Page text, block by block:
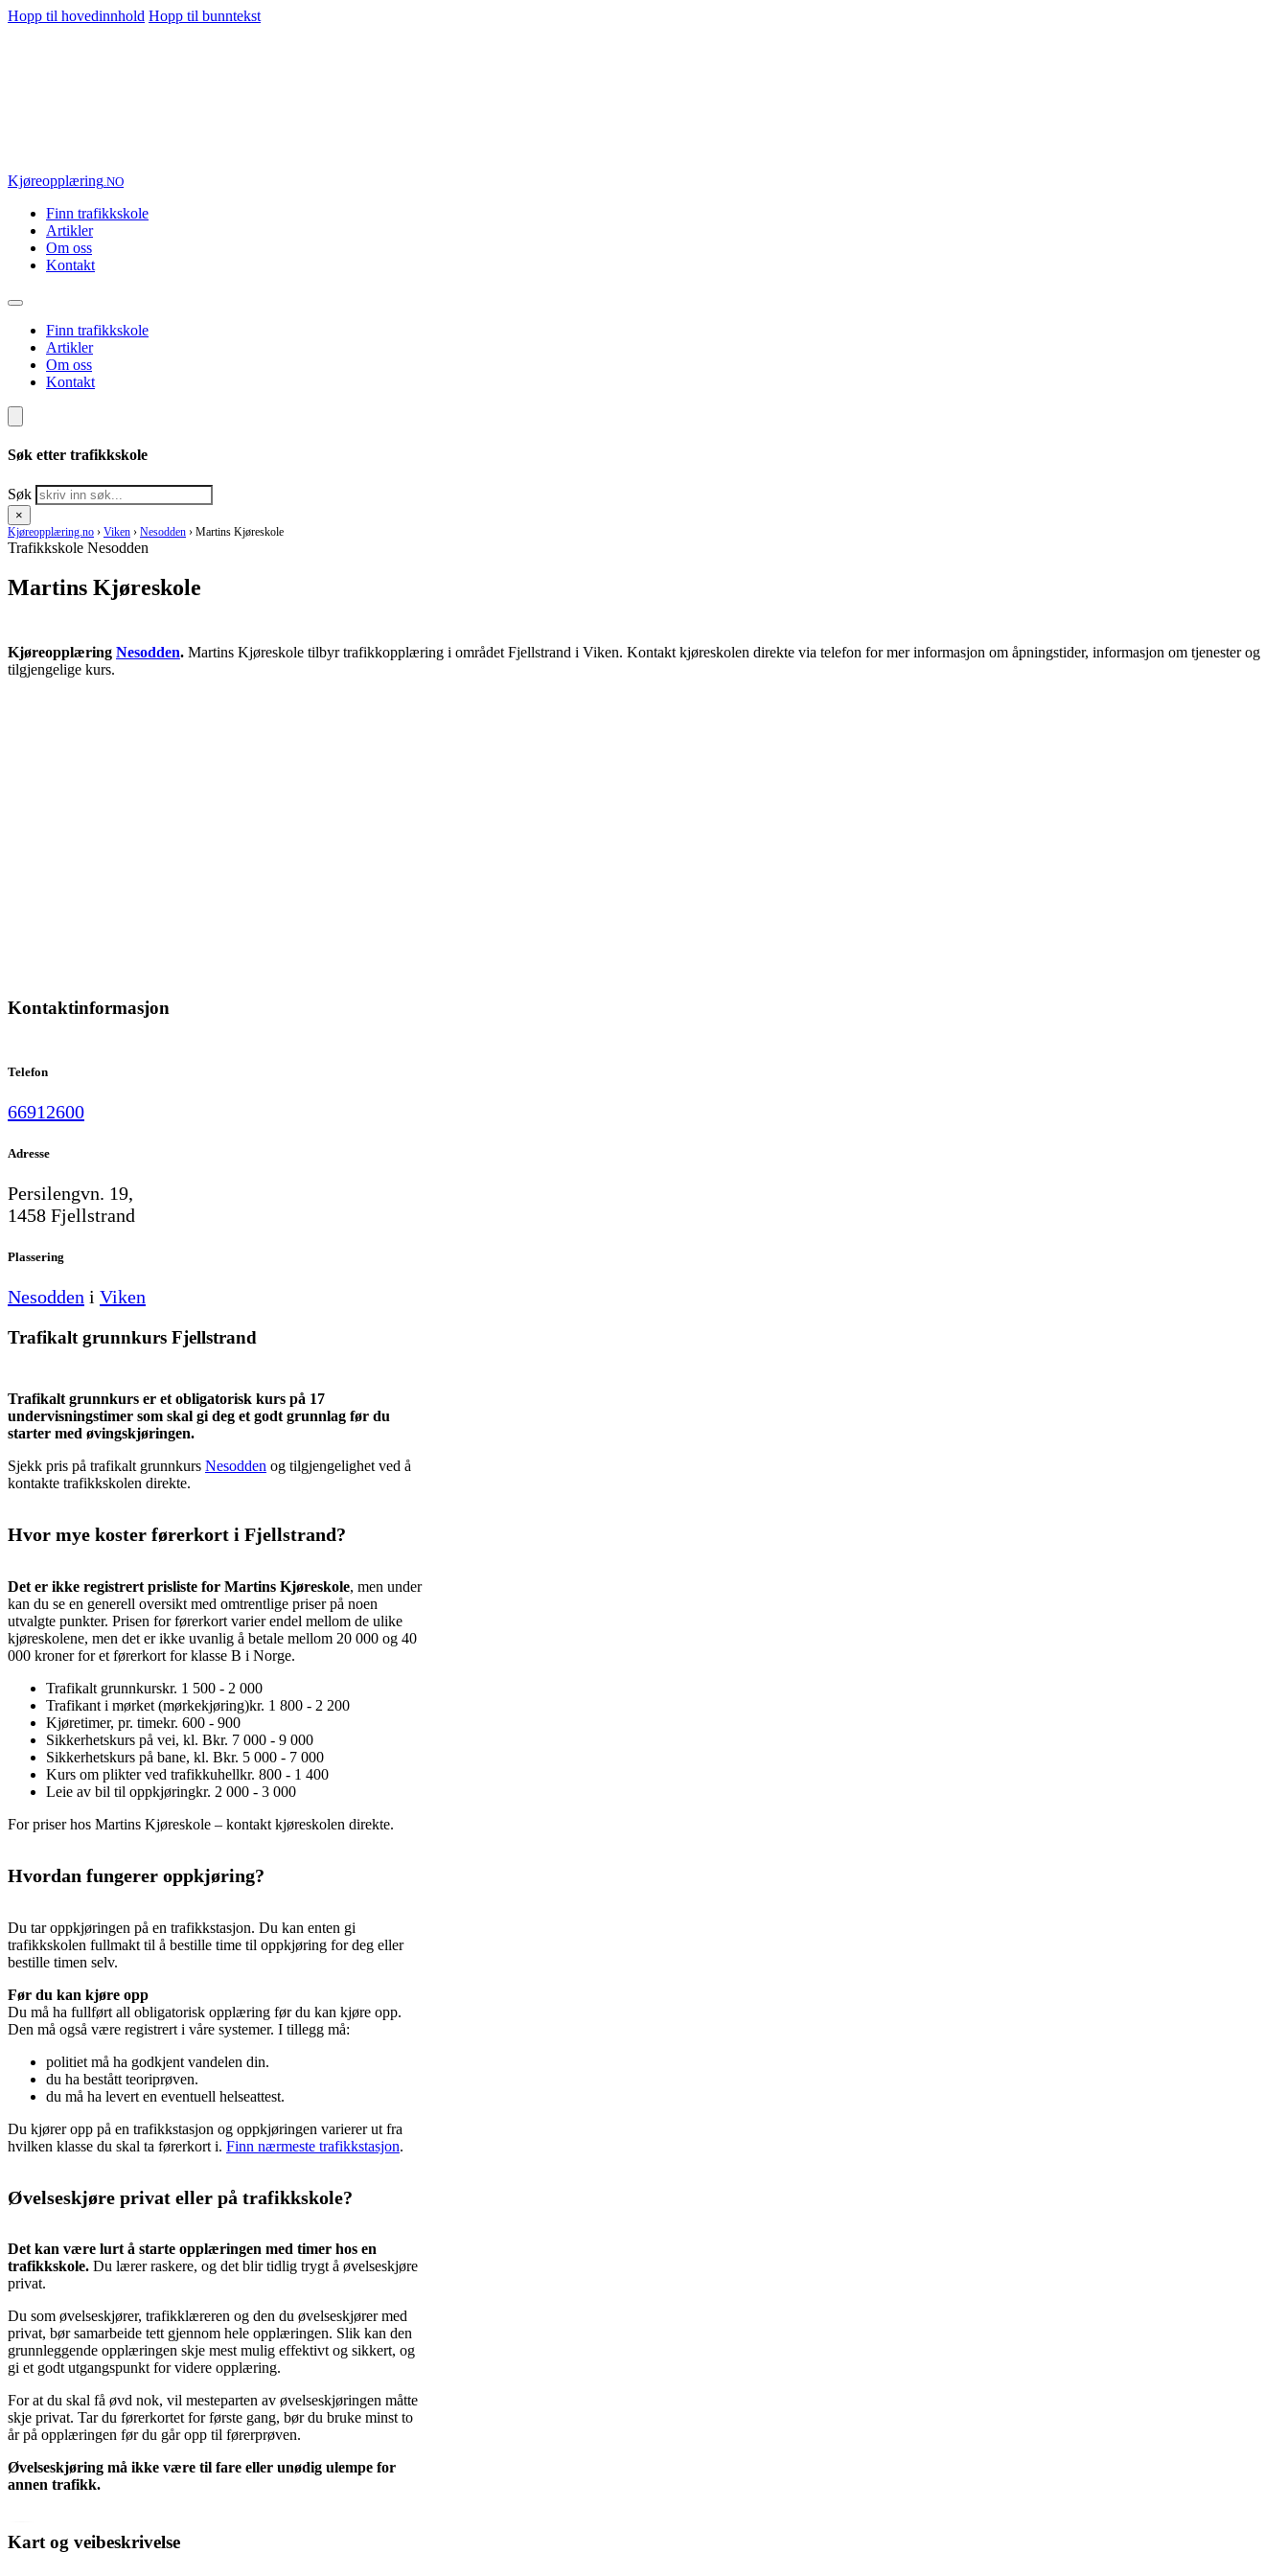
Hopp til hovedinnhold Hopp til bunntekst
Kjøreopplæring.NO
Finn trafikkskole
Artikler
Om oss
Kontakt
Finn trafikkskole
Artikler
Om oss
Kontakt
Søk etter trafikkskole
Søk
×
Kjøreopplæring.no › Viken › Nesodden › Martins Kjøreskole
Trafikkskole Nesodden
Martins Kjøreskole
Kjøreopplæring Nesodden. Martins Kjøreskole tilbyr trafikkopplæring i området Fjellstrand i Viken. Kontakt kjøreskolen direkte via telefon for mer informasjon om åpningstider, informasjon om tjenester og
tilgjengelige kurs.
Kontaktinformasjon
Telefon
66912600
Adresse
Persilengvn. 19,
1458 Fjellstrand
Plassering
Nesodden i Viken
Trafikalt grunnkurs Fjellstrand
Trafikalt grunnkurs er et obligatorisk kurs på 17
undervisningstimer som skal gi deg et godt grunnlag før du
starter med øvingskjøringen.
Sjekk pris på trafikalt grunnkurs Nesodden og tilgjengelighet ved å
kontakte trafikkskolen direkte.
Hvor mye koster førerkort i Fjellstrand?
Det er ikke registrert prisliste for Martins Kjøreskole, men under
kan du se en generell oversikt med omtrentlige priser på noen
utvalgte punkter. Prisen for førerkort varier endel mellom de ulike
kjøreskolene, men det er ikke uvanlig å betale mellom 20 000 og 40
000 kroner for et førerkort for klasse B i Norge.
Trafikalt grunnkurskr. 1 500 - 2 000
Trafikant i mørket (mørkekjøring)kr. 1 800 - 2 200
Kjøretimer, pr. timekr. 600 - 900
Sikkerhetskurs på vei, kl. Bkr. 7 000 - 9 000
Sikkerhetskurs på bane, kl. Bkr. 5 000 - 7 000
Kurs om plikter ved trafikkuhellkr. 800 - 1 400
Leie av bil til oppkjøringkr. 2 000 - 3 000
For priser hos Martins Kjøreskole – kontakt kjøreskolen direkte.
Hvordan fungerer oppkjøring?
Du tar oppkjøringen på en trafikkstasjon. Du kan enten gi
trafikkskolen fullmakt til å bestille time til oppkjøring for deg eller
bestille timen selv.
Før du kan kjøre opp
Du må ha fullført all obligatorisk opplæring før du kan kjøre opp.
Den må også være registrert i våre systemer. I tillegg må:
politiet må ha godkjent vandelen din.
du ha bestått teoriprøven.
du må ha levert en eventuell helseattest.
Du kjører opp på en trafikkstasjon og oppkjøringen varierer ut fra
hvilken klasse du skal ta førerkort i. Finn nærmeste trafikkstasjon.
Øvelseskjøre privat eller på trafikkskole?
Det kan være lurt å starte opplæringen med timer hos en
trafikkskole. Du lærer raskere, og det blir tidlig trygt å øvelseskjøre
privat.
Du som øvelseskjører, trafikklæreren og den du øvelseskjører med
privat, bør samarbeide tett gjennom hele opplæringen. Slik kan den
grunnleggende opplæringen skje mest mulig effektivt og sikkert, og
gi et godt utgangspunkt for videre opplæring.
For at du skal få øvd nok, vil mesteparten av øvelseskjøringen måtte
skje privat. Tar du førerkortet for første gang, bør du bruke minst to
år på opplæringen før du går opp til førerprøven.
Øvelseskjøring må ikke være til fare eller unødig ulempe for
annen trafikk.
Kart og veibeskrivelse